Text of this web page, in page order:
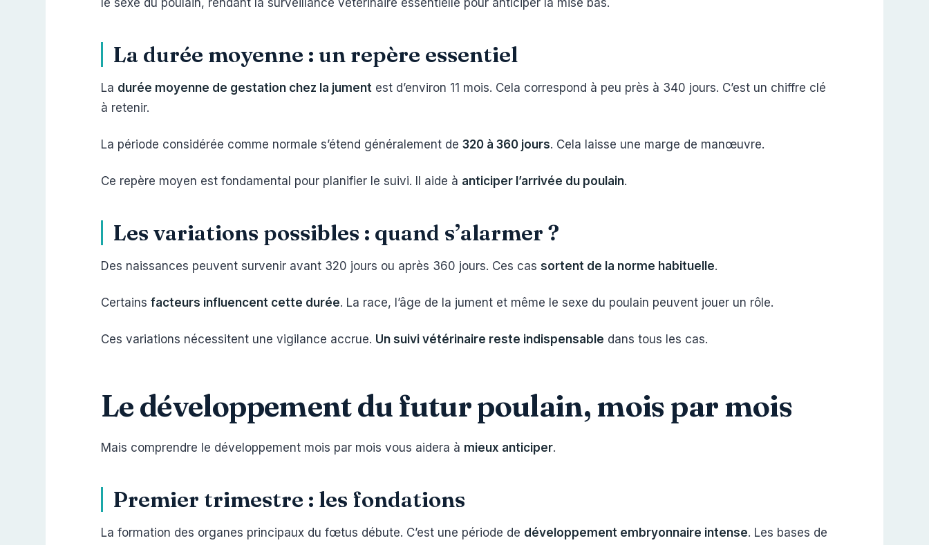
le sexe du poulain, rendant la surveillance vétérinaire essentielle pour anticiper la mise bas.
La durée moyenne : un repère essentiel
La durée moyenne de gestation chez la jument est d’environ 11 mois. Cela correspond à peu près à 340 jours. C’est un chiffre clé
à retenir.
La période considérée comme normale s’étend généralement de 320 à 360 jours. Cela laisse une marge de manœuvre.
Ce repère moyen est fondamental pour planifier le suivi. Il aide à anticiper l’arrivée du poulain.
Les variations possibles : quand s’alarmer ?
Des naissances peuvent survenir avant 320 jours ou après 360 jours. Ces cas sortent de la norme habituelle.
Certains facteurs influencent cette durée. La race, l’âge de la jument et même le sexe du poulain peuvent jouer un rôle.
Ces variations nécessitent une vigilance accrue. Un suivi vétérinaire reste indispensable dans tous les cas.
Le développement du futur poulain, mois par mois
Mais comprendre le développement mois par mois vous aidera à mieux anticiper.
Premier trimestre : les fondations
La formation des organes principaux du fœtus débute. C’est une période de développement embryonnaire intense. Les bases de